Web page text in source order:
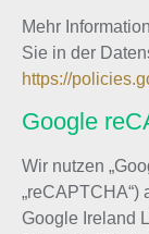
Mehr
Sie in der
https://
Google
Wir nutzen
„reCAPTCHA“)
Google Ireland